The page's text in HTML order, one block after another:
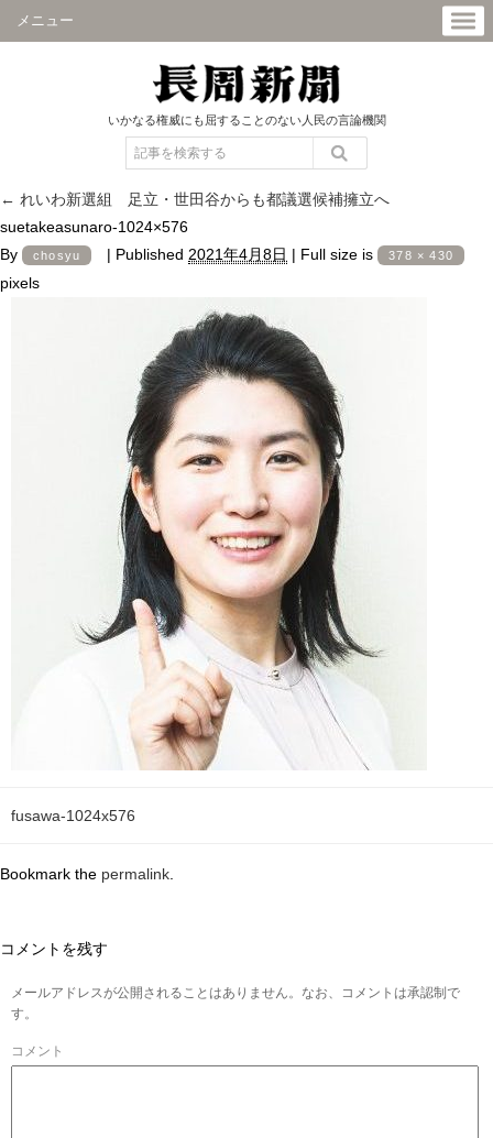
メニュー
いかなる権威にも屈することのない人民の言論機関
← れいわ新選組 足立・世田谷からも都議選候補擁立へ
suetakeasunaro-1024×576
By
chosyu | Published 2021年4月8日 | Full size is 378 × 430
pixels
fusawa-1024x576
Bookmark the permalink
コメントを残す
メールアドレスが公開されることはありません。なお、コメントは承認制で
す。
コメント